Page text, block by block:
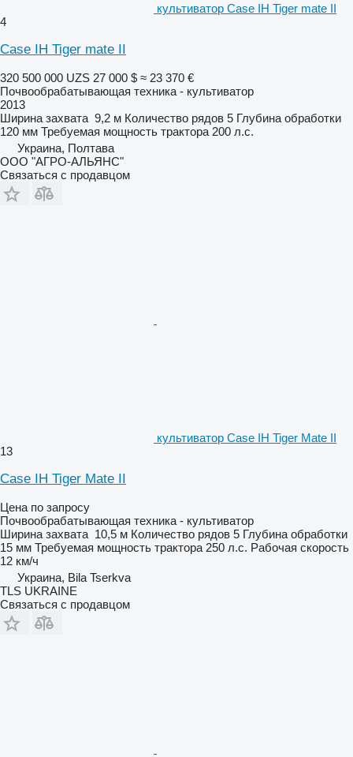
культиватор Case IH Tiger mate II
4
Case IH Tiger mate II
320 500 000 UZS 27 000 $ ≈ 23 370 €
Почвообрабатывающая техника - культиватор
2013
Ширина захвата 9,2 м Количество рядов 5 Глубина обработки
120 мм Требуемая мощность трактора 200 л.с.
Украина, Полтава
ООО "АГРО-АЛЬЯНС"
Связаться с продавцом
культиватор Case IH Tiger Mate II
13
Case IH Tiger Mate II
Цена по запросу
Почвообрабатывающая техника - культиватор
Ширина захвата 10,5 м Количество рядов 5 Глубина обработки
15 мм Требуемая мощность трактора 250 л.с. Рабочая скорость
12 км/ч
Украина, Bila Tserkva
TLS UKRAINE
Связаться с продавцом